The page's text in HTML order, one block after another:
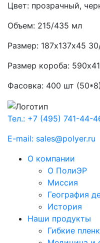
Цвет: прозрачный,
Объем: 215/435 мл
Размер: 187х137х45
Размер короба:
Фасовка: 400 шт (50*8)
Тел.: +7 (495) 741-44-
E-mail: sales@polyer.ru
О компании
О ПолиЭР
Миссия
География
История
Наши продукты
Гибкие